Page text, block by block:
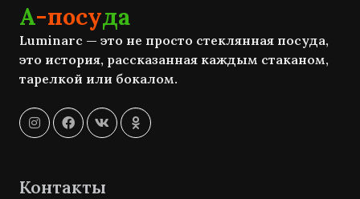
А-посуда
Luminarc — это не просто стеклянная посуда,
это история, рассказанная каждым стаканом,
тарелкой или бокалом.
Контакты